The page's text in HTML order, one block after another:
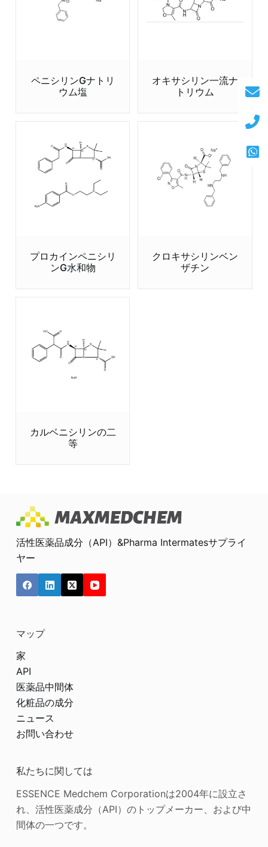
ペニシリンGナトリ
ウム塩
オキサシリン一流ナ
トリウム
プロカインペニシリ
ンG水和物
クロキサシリンベン
ザチン
カルベニシリンの二
等
活性医薬品成分（API）&Pharma Intermatesサプライ
ヤー
マップ
家
API
医薬品中間体
化粧品の成分
ニュース
お問い合わせ
私たちに関しては
ESSENCE Medchem Corporationは2004年に設立さ
れ、活性医薬成分（API）のトップメーカー、および中
間体の一つです。